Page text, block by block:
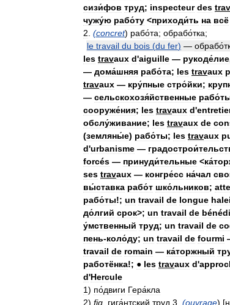
сизи́фов труд; inspecteur des trav
чужу́ю рабо́ту <приходи́ть на всё
2 (concret) рабо́та; обрабо́тка;
le travail du bois (du fer) —
les travaux d'aiguille — рукоде́лие
— дома́шняя рабо́та; les travaux
travaux — кру́пные стро́йки;
— сельскохозя́йственные
сооруже́ния; les travaux d'
обслу́живание; les travaux de
(земляны́е) рабо́ты; les travaux
d'urbanisme —
forcés — принуди́тельные <
ses travaux — конгре́сс на́чал
вы́ставка рабо́т шко́льников;
рабо́ты!; un travail de longue
до́лгий срок>; un travail de
у́мственный труд; un travail de
пень-коло́ду; un travail de fourmi
travail de romain — ка́торжный
работёнка!; ● les travaux d'
d'Hercule
1) по́двиги Гера́кла
2) fig гига́нтский труд 3 (ouvrage) [